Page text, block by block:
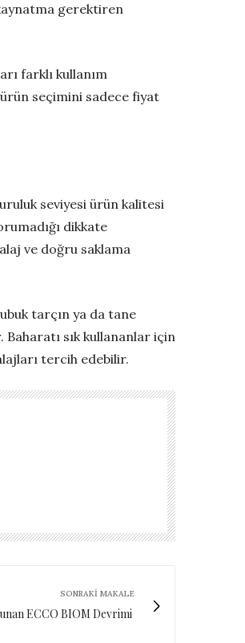
gerektiren
farklı kullanım
seçimini sadece fiyat
seviyesi ürün kalitesi
dikkate
ve doğru saklama
tarçın ya da tane
sık kullananlar için
tercih edebilir.
SONRAKI MAKALE
ECCO BIOM Devrimi